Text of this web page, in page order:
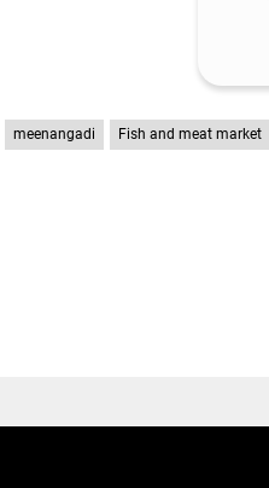
meenangadi Fish and meat market